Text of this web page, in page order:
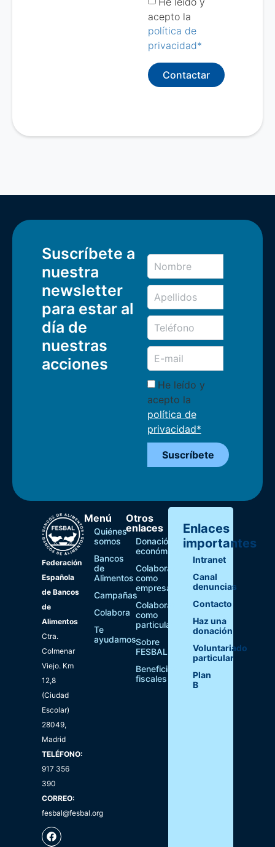
acepto la
política de
privacidad*
Contactar
Suscríbete a
nuestra
newsletter
para estar al
día de
nuestras
acciones
He leído y
acepto la
política de
privacidad*
Suscríbete
Federación
Española
de Bancos
de
Alimentos
Ctra.
Colmenar
Viejo. Km
12,8
(Ciudad
Escolar)
28049,
Madrid
TELÉFONO:
917 356
390
CORREO:
fesbal@fesbal.org
Menú
Quiénes
somos
Bancos
de
Alimentos
Campañas
Colabora
Te
ayudamos
Otros
enlaces
Donación
económica
Colaborar
como
empresa
Colaborar
como
particular
Sobre
FESBAL
Beneficios
fiscales
Enlaces
importantes
Intranet
Canal
denuncias
Contacto
Haz una
donación
Voluntariado
particular
Plan
B